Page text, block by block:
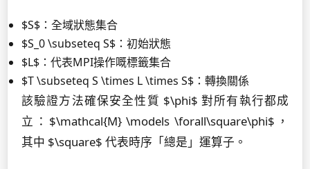
$S$：全域狀態集合
$S_0 \subseteq S$：初始狀態
$L$：代表MPI操作嘅標籤集合
$T \subseteq S \times L \times S$：轉換關係
該驗證方法確保安全性質 $\phi$ 對所有執行都成
立：$\mathcal{M} \models \forall\square\phi$，
其中 $\square$ 代表時序「總是」運算子。